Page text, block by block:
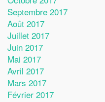
Septembre 2017
Août 2017
Juillet 2017
Juin 2017
Mai 2017
Avril 2017
Mars 2017
Février 2017